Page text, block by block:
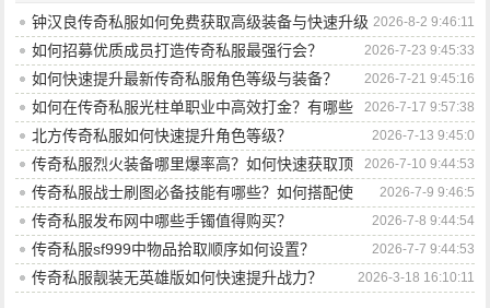
2026-8-2 9:46:11
钟汉良传奇私服如何免费获取高级装备与快速升级
攻略？
2026-7-23 9:45:33
如何招募优质成员打造传奇私服最强行会？
2026-7-21 9:45:16
如何快速提升最新传奇私服角色等级与装备？
2026-7-17 9:57:38
如何在传奇私服光柱单职业中高效打金？有哪些
技巧与策略？
2026-7-13 9:45:0
北方传奇私服如何快速提升角色等级？
2026-7-10 9:44:53
传奇私服烈火装备哪里爆率高？如何快速获取顶
级装备？
2026-7-9 9:46:5
传奇私服战士刷图必备技能有哪些？如何搭配使
用？
2026-7-8 9:44:54
传奇私服发布网中哪些手镯值得购买？
2026-7-7 9:44:53
传奇私服sf999中物品拾取顺序如何设置？
2026-3-18 16:10:11
传奇私服靓装无英雄版如何快速提升战力？